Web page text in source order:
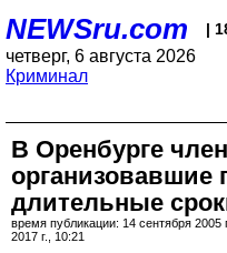
NEWSru.com |
четверг, 6 августа 2026
Криминал
В Оренбурге
организовавшие
длительные
время публикации: 14 сентября 2005
2017 г., 10:21